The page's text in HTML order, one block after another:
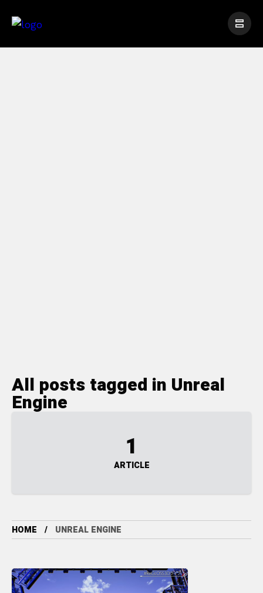
All posts tagged in Unreal
Engine
1
ARTICLE
HOME UNREAL ENGINE